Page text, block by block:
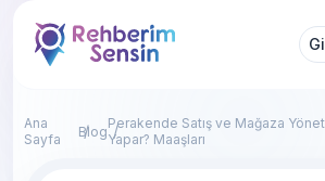
Ana
Sayfa
BlogPerakende Satış ve Mağaza
Yapar? Maaşları